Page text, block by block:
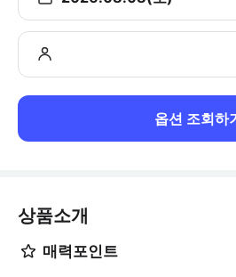
옵션 조회하
상품소개
매력포인트